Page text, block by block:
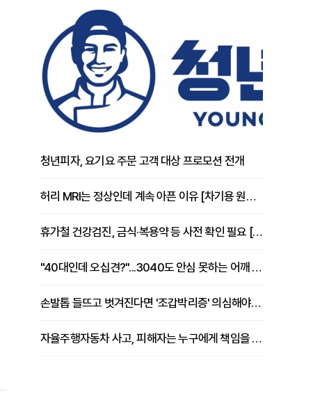
청년피자, 요기요 주문 고객 대상 프로모션 전개
허리 MRI는 정상인데 계속 아픈 이유 [차기용 원장 칼럼]
휴가철 건강검진, 금식·복용약 등 사전 확인 필요 [정도감 원장 칼럼]
"40대인데 오십견?"...3040도 안심 못하는 어깨 유착성 관절낭염
손발톱 들뜨고 벗겨진다면 '조갑박리증' 의심해야 [김철윤 원장 칼럼]
자율주행자동차 사고, 피해자는 누구에게 책임을 물을 수 있을까